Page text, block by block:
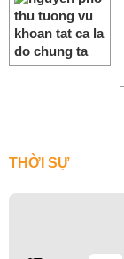
THỜI SỰ